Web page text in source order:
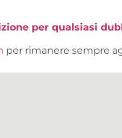
per qualsiasi
per rimanere sempre